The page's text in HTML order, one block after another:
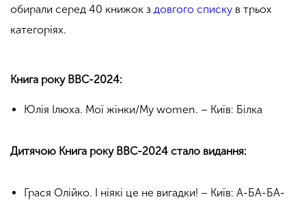
обирали серед 40 книжок з довгого списку в трьох
категоріях.
Книга року ВВС-2024:
Юлія Ілюха. Мої жінки/My women. – Київ: Білка
Дитячою Книга року ВВС-2024 стало видання:
Грася Олійко. І ніякі це не вигадки! – Київ: А-БА-БА-